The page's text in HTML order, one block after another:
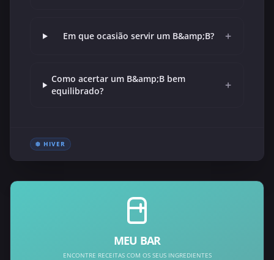
Em que ocasião servir um B&amp;B? +
Como acertar um B&amp;B bem
equilibrado?
+
❄️ HIVER
MEU BAR
ENCONTRE RECEITAS COM OS SEUS INGREDIENTES